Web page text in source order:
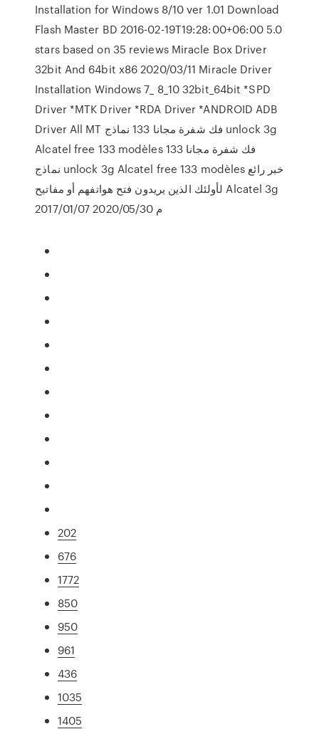
Installation for Windows 8/10 ver 1.01 Download
Flash Master BD 2016-02-19T19:28:00+06:00 5.0
stars based on 35 reviews Miracle Box Driver
32bit And 64bit x86 2020/03/11 Miracle Driver
Installation Windows 7_ 8_10 32bit_64bit *SPD
Driver *MTK Driver *RDA Driver *ANDROID ADB
Driver All MT فك شفرة مجانا 133 نماذج unlock 3g
Alcatel free 133 modèles فك شفرة مجانا 133
نماذج unlock 3g Alcatel free 133 modèles خبر رائع
لأولئك الذين يريدون فتح هواتفهم أو مفاتيح Alcatel 3g
م 2020/05/30 2017/01/07
202
676
1772
850
950
961
436
1035
1405